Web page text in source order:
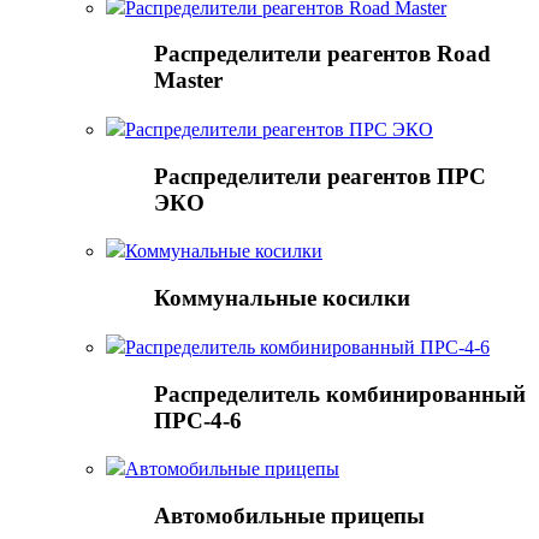
Распределители реагентов Road Master
Распределители реагентов Road
Master
Распределители реагентов ПРС ЭКО
Распределители реагентов ПРС
ЭКО
Коммунальные косилки
Коммунальные косилки
Распределитель комбинированный ПРС-4-6
Распределитель комбинированный
ПРС-4-6
Автомобильные прицепы
Автомобильные прицепы